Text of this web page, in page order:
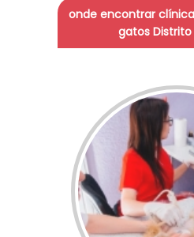
onde encontrar
gatos Distrito